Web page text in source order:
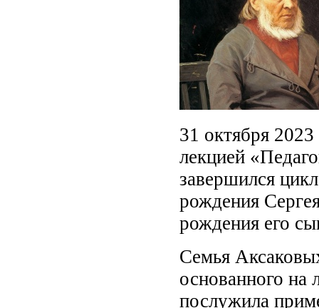
31 октября
лекцией
завершился
рождения
рождения его
Семья
основанного
послужила